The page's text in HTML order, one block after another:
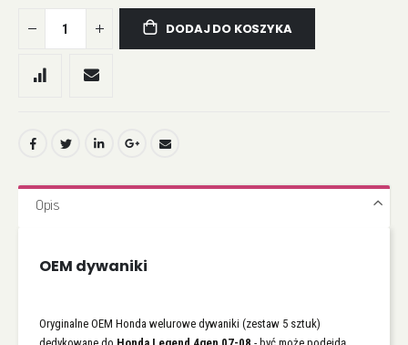
DODAJ DO KOSZYKA
Opis
OEM dywaniki
Oryginalne OEM Honda welurowe dywaniki (zestaw 5 sztuk)